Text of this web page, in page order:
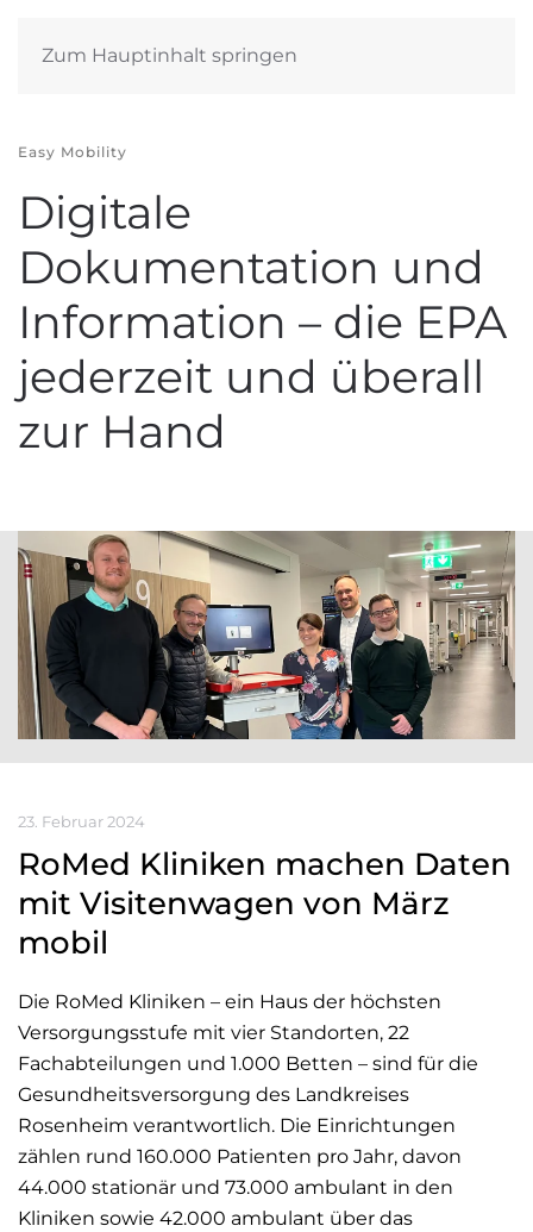
Zum Hauptinhalt springen
Easy Mobility
Digitale
Dokumentation und
Information – die EPA
jederzeit und überall
zur Hand
23. Februar 2024
RoMed Kliniken machen Daten
mit Visitenwagen von März
mobil
Die RoMed Kliniken – ein Haus der höchsten
Versorgungsstufe mit vier Standorten, 22
Fachabteilungen und 1.000 Betten – sind für die
Gesundheitsversorgung des Landkreises
Rosenheim verantwortlich. Die Einrichtungen
zählen rund 160.000 Patienten pro Jahr, davon
44.000 stationär und 73.000 ambulant in den
Kliniken sowie 42.000 ambulant über das